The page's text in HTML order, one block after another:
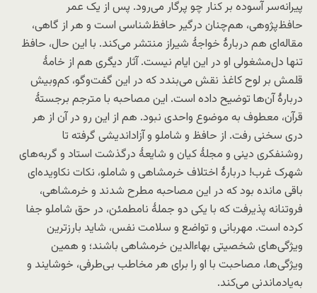
پیرانه‌سر آسوده بر کنار چو پرگار می‌رود. پس از یک عمر
حافظ‌پژوهی، هم‌چنان درگیر حافظ‌شناسی است و هر از گاهی،
مقاله‌ای هم دربارۀ خواجۀ شیراز منتشر می‌کند. با این حال، حافظ
تنها دل‌مشغولی او در این ایام نیست. آثار دیگری هم از خامۀ
قلمش بر لوح کاغذ نقش می‌بندد که در این گفت‌وگو، کم‌وبیش
دربارۀ آن‌ها توضیح داده است. این مصاحبه با مترجم برجستۀ
قرآن، معطوف به موضوع واحدی نبود. هم از این رو در آن از هر
دری سخنی رفت. از حافظ و شاملو و آزاداندیشی گرفته تا
روشنفکری دینی و مجلۀ کیان و شایعۀ درگذشت استاد و گربه‌های
شهرک غرب! دربارۀ اختلاف خرمشاهی و شاملو، نکات نکاویده‌ای
باقی مانده بود که در این مصاحبه مطرح شدند و خرمشاهی،
فروتنانه پذیرفت که با یکی دو جملۀ نامطمئن، در حق شاملو جفا
کرده است. مهربانی و تواضع و سلامت نفس، شاید بارزترین
ویژگی‌های شخصیتی بهاءالدین خرمشاهی باشند؛ و همین
ویژگی‌ها، مصاحبت با او را برای هر مخاطب بی‌طرفی، خوشایند و
به‌یادماندنی می‌کند.